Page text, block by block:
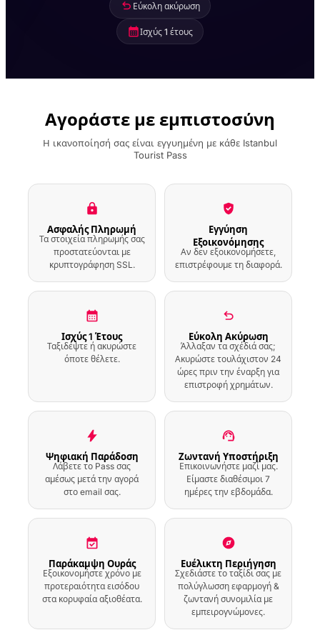
Περίπτερα Ihlamur
χωρίς αναμονή στην
ουρά εισιτηρίων με
Ηχητικό Οδηγό
Εισιτήριο Εισόδου
Είσοδος στο
Περίπτερο Beykoz
Mecidiye χωρίς
εισιτηρίων με
Ηχητικό Οδηγό
Ηχητικός Ξεναγός
Μουσείου Adam
Mickiewicz
Περιπατητική
Ξενάγηση στο Πάρκο
Εισιτήριο Εισόδου
Εμπειρίας Istanbul
Robot Museum
Εισιτήριο εισόδου
Επιστήμης και της
Τεχνολογίας στο
Ισλάμ στην
Κωνσταντινούπολη
με Ηχητικό Οδηγό
ξενάγηση στο Τζαμί
Eyup Sultan με
Ηχητικό Οδηγό
Περιπατητική
Ξενάγηση στο Pierre
Loti με Ηχητικό
Εύκολη ακύρωση
Ισχύς 1 έτους
Αγοράστε με εμπιστοσύνη
Η ικανοποίησή σας είναι εγγυημένη με κάθε Istanbul
Tourist Pass
Ασφαλής Πληρωμή
Τα στοιχεία πληρωμής σας
προστατεύονται με
κρυπτογράφηση SSL.
Εγγύηση
Εξοικονόμησης
Αν δεν εξοικονομήσετε,
επιστρέφουμε τη διαφορά.
Ισχύς 1 Έτους
Ταξιδέψτε ή ακυρώστε
όποτε θέλετε.
Εύκολη Ακύρωση
Άλλαξαν τα σχέδιά σας;
Ακυρώστε τουλάχιστον 24
ώρες πριν την έναρξη για
επιστροφή χρημάτων.
Ψηφιακή Παράδοση
Λάβετε το Pass σας
αμέσως μετά την αγορά
στο email σας.
Ζωντανή Υποστήριξη
Επικοινωνήστε μαζί μας.
Είμαστε διαθέσιμοι 7
ημέρες την εβδομάδα.
Παράκαμψη Ουράς
Εξοικονομήστε χρόνο με
προτεραιότητα εισόδου
στα κορυφαία αξιοθέατα.
Ευέλικτη Περιήγηση
Σχεδιάστε το ταξίδι σας με
πολύγλωσση εφαρμογή &
ζωντανή συνομιλία με
εμπειρογνώμονες.